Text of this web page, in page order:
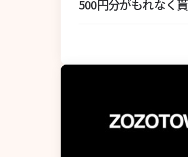
500円分がもれなく